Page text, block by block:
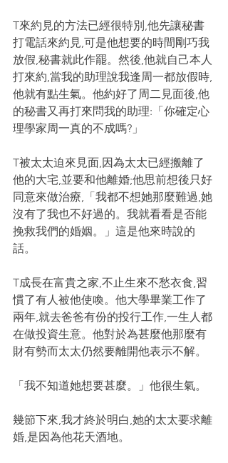
T來約見的方法已經很特別,他先讓秘書
打電話來約見,可是他想要的時間剛巧我
放假,秘書就此作罷。然後,他就自己本人
打來約,當我的助理說我逢周一都放假時,
他就有點生氣。他約好了周二見面後,他
的秘書又再打來問我的助理:「你確定心
理學家周一真的不成嗎?」
T被太太迫來見面,因為太太已經搬離了
他的大宅,並要和他離婚;他思前想後只好
同意來做治療,「我都不想她那麼難過,她
沒有了我也不好過的。我就看看是否能
挽救我們的婚姻。」這是他來時說的
話。
T成長在富貴之家,不止生來不愁衣食,習
慣了有人被他使喚。他大學畢業工作了
兩年,就去爸爸有份的投行工作,一生人都
在做投資生意。他對於為甚麼他那麼有
財有勢而太太仍然要離開他表示不解。
「我不知道她想要甚麼。」他很生氣。
幾節下來,我才終於明白,她的太太要求離
婚,是因為他花天酒地。